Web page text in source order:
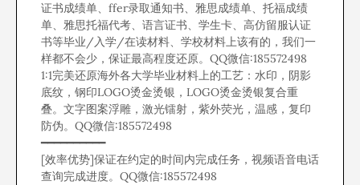
证书成绩单、ffer录取通知书、雅思成绩单、托福成绩
单、雅思托福代考、语言证书、学生卡、高仿留服认证
书等毕业/入学/在读材料、学校材料上该有的，我们一
样都不会少，保证最高程度还原。QQ微信:185572498
1:1完美还原海外各大学毕业材料上的工艺：水印，阴影
底纹，钢印LOGO烫金烫银，LOGO烫金烫银复合重
叠。文字图案浮雕，激光镭射，紫外荧光，温感，复印
防伪。QQ微信:185572498
━━━━━━━━━━
[效率优势]保证在约定的时间内完成任务，视频语音电话
查询完成进度。QQ微信:185572498